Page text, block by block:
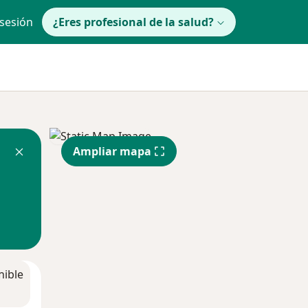
¿Eres profesional de la salud?
Ampliar mapa